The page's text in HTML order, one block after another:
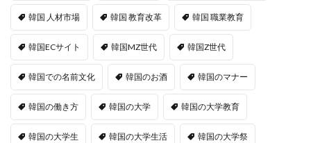
韓国 人材市場 韓国 教育改革 韓国 職業教育
韓国ECサイト 韓国MZ世代 韓国Z世代
韓国での名前文化 韓国のお酒 韓国のマナー
韓国の働き方 韓国の大学 韓国の大学教育
韓国の大学生 韓国の大学生活 韓国の大学祭